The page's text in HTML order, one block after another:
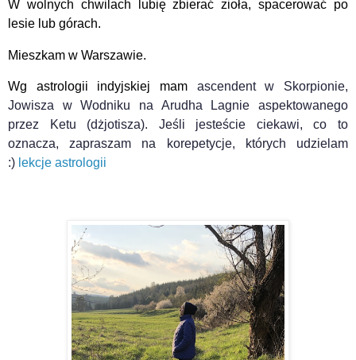
W wolnych chwilach lubię zbierać zioła, spacerować po
lesie lub górach.
Mieszkam w Warszawie.
Wg astrologii indyjskiej mam ascendent w Skorpionie,
Jowisza w Wodniku na Arudha Lagnie aspektowanego
przez Ketu (dżjotisza). Jeśli jesteście ciekawi, co to
oznacza, zapraszam na korepetycje, których udzielam
:) lekcje astrologii